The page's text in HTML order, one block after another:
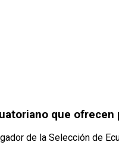
que
de la Selección de